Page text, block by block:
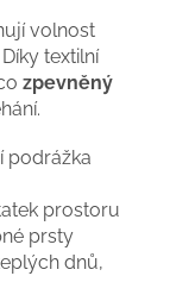
volnost
textilní
zpevněný
podrážka
prostoru
prsty
dnů,